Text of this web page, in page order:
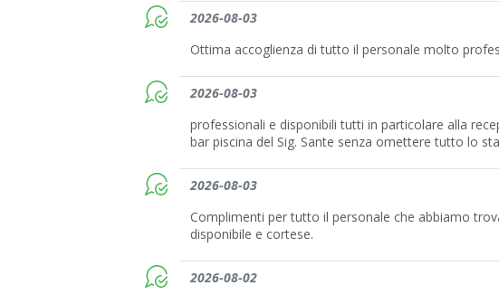
2026-08-03
Ottima accoglienza di tutto il personale molto
2026-08-03
professionali e disponibili tutti in particolare alla
bar piscina del Sig. Sante senza omettere tutto lo
2026-08-03
Complimenti per tutto il personale che abbiamo
disponibile e cortese.
2026-08-02